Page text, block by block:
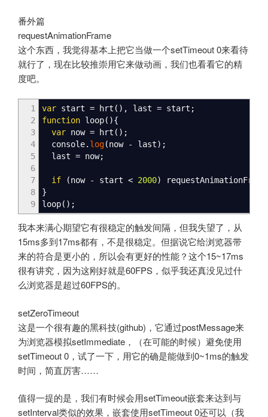
番外篇
requestAnimationFrame
这个东西，我觉得基本上把它当做一个setTimeout 0来看待
就行了，现在比较推崇用它来做动画，我们也看看它的精
度吧。
1
2
3
4
5
6
7
8
9
var start = hrt ( ) , last = start ;
function loop( ){
var now = hrt ( ) ;
console. log(now - last) ;
last = now;
if (now - start < 2000) requestAnimationFrame
}
loop( ) ;
我本来满心期望它有很稳定的触发间隔，但我失望了，从
15ms多到17ms都有，不是很稳定。但据说它给浏览器带
来的符合是更小的，所以会有更好的性能？这个15~17ms
很有讲究，因为这刚好就是60FPS，似乎我还真没见过什
么浏览器是超过60FPS的。
setZeroTimeout
这是一个很有趣的黑科技(github)，它通过postMessage来
为浏览器模拟setImmediate，（在可能的时候）避免使用
setTimeout 0，试了一下，用它的确是能做到0~1ms的触发
时间，简直厉害……
值得一提的是，我们有时候会用setTimeout嵌套来达到与
setInterval类似的效果，嵌套使用setTimeout 0还可以（我